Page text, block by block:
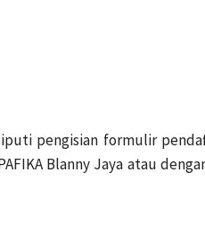
pengisian formulir
Blanny Jaya atau